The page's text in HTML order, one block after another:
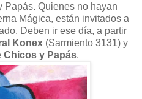
Papás. Quienes no hayan
Mágica, están invitados a
Deben ir ese día, a partir
Konex (Sarmiento 3131) y
Chicos y Papás.